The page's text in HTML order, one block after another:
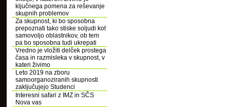
ključnega pomena za reševanje
skupnih problemov
Za skupnost, ki bo sposobna
prepoznati tako stiske soljudi kot
samovoljo oblastnikov, ob tem
pa bo sposobna tudi ukrepati
Vredno je vložiti delček prostega
časa in razmisleka v skupnost, v
kateri živimo
Leto 2019 na zboru
samoorganoziranih skupnosti
zaključujejo Studenci
Interesni safari z IMZ in SČS
Nova vas